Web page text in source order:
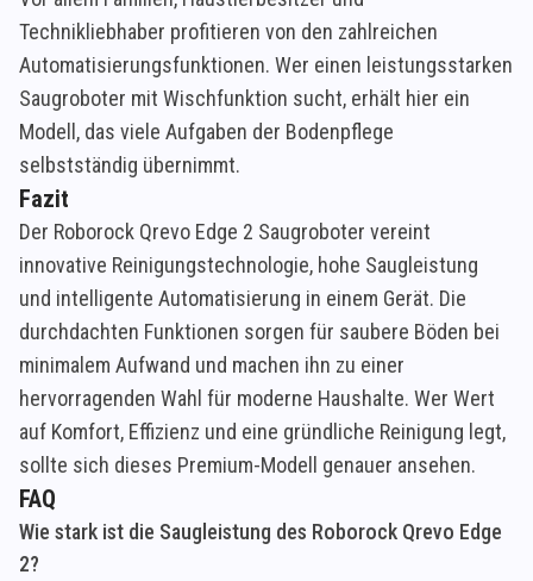
Technikliebhaber profitieren von den zahlreichen
Automatisierungsfunktionen. Wer einen leistungsstarken
Saugroboter mit Wischfunktion sucht, erhält hier ein
Modell, das viele Aufgaben der Bodenpflege
selbstständig übernimmt.
Fazit
Der Roborock Qrevo Edge 2 Saugroboter vereint
innovative Reinigungstechnologie, hohe Saugleistung
und intelligente Automatisierung in einem Gerät. Die
durchdachten Funktionen sorgen für saubere Böden bei
minimalem Aufwand und machen ihn zu einer
hervorragenden Wahl für moderne Haushalte. Wer Wert
auf Komfort, Effizienz und eine gründliche Reinigung legt,
sollte sich dieses Premium-Modell genauer ansehen.
FAQ
Wie stark ist die Saugleistung des Roborock Qrevo Edge
2?